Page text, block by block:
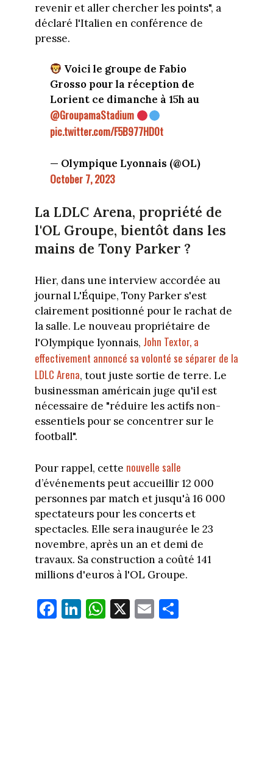
revenir et aller chercher les points", a
déclaré l'Italien en conférence de
presse.
Voici le groupe de Fabio
Grosso pour la réception de
Lorient ce dimanche à 15h au
@GroupamaStadium
pic.twitter.com/F5B977HD0t
— Olympique Lyonnais (@OL)
October 7, 2023
La LDLC Arena, propriété de
l'OL Groupe, bientôt dans les
mains de Tony Parker ?
Hier, dans une interview accordée au
journal L'Équipe, Tony Parker s'est
clairement positionné pour le rachat de
la salle. Le nouveau propriétaire de
l'Olympique lyonnais, John Textor, a
effectivement annoncé sa volonté se séparer de la
LDLC Arena, tout juste sortie de terre. Le
businessman américain juge qu'il est
nécessaire de "réduire les actifs non-
essentiels pour se concentrer sur le
football".
Pour rappel, cette nouvelle salle
d’événements peut accueillir 12 000
personnes par match et jusqu'à 16 000
spectateurs pour les concerts et
spectacles. Elle sera inaugurée le 23
novembre, après un an et demi de
travaux. Sa construction a coûté 141
millions d'euros à l'OL Groupe.
Fa
ce
Li
nk
W
ha
X E
m
Pa
rt